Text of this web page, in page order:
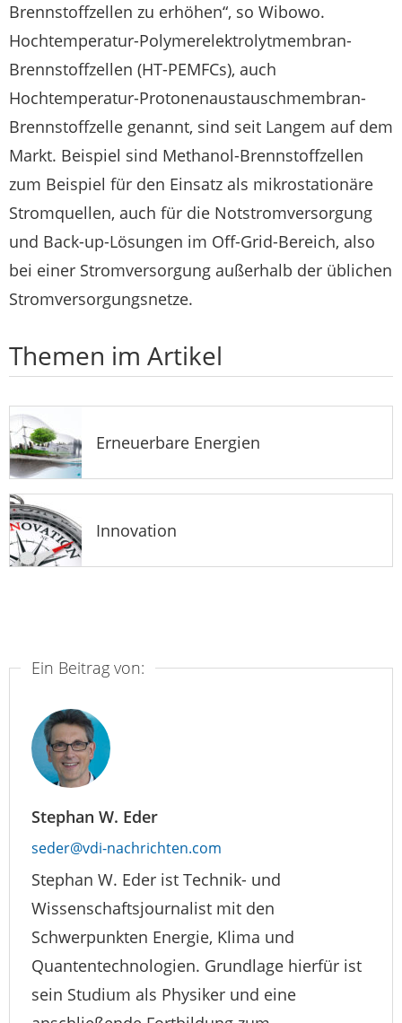
Brennstoffzellen zu erhöhen“, so Wibowo.
Hochtemperatur-Polymerelektrolytmembran-
Brennstoffzellen (HT-PEMFCs), auch
Hochtemperatur-Protonenaustauschmembran-
Brennstoffzelle genannt, sind seit Langem auf dem
Markt. Beispiel sind Methanol-Brennstoffzellen
zum Beispiel für den Einsatz als mikrostationäre
Stromquellen, auch für die Notstromversorgung
und Back-up-Lösungen im Off-Grid-Bereich, also
bei einer Stromversorgung außerhalb der üblichen
Stromversorgungsnetze.
Themen im Artikel
Erneuerbare Energien
Innovation
Ein Beitrag von:
Stephan W. Eder
seder@vdi-nachrichten.com
Stephan W. Eder ist Technik- und
Wissenschaftsjournalist mit den
Schwerpunkten Energie, Klima und
Quantentechnologien. Grundlage hierfür ist
sein Studium als Physiker und eine